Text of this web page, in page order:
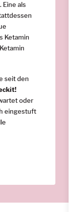
als
Ketamin
seit den
oder
eingestuft